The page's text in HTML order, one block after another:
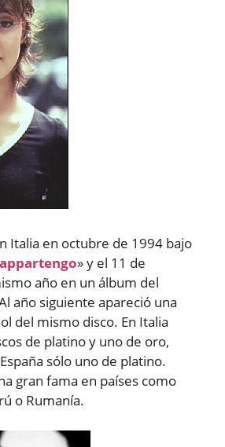
Italia en octubre de 1994 bajo
» y el 11 de
año en un álbum del
año siguiente apareció una
del mismo disco. En Italia
de platino y uno de oro,
sólo uno de platino.
gran fama en países como
o Rumanía.